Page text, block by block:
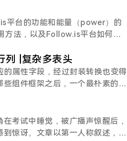
款开源的聊天机器人框架。提供
速搭建自己的聊天机器人应用，
和共享数据应用程序的开源框
本和模
平台的功能和能量（power）的
方法，以及Follow.is平台如何帮
列 |复杂多表头
属性字段，经过封装转换也变得
组件框架之后，一个最朴素的网
表格内容自适应宽度。且整个表
html> <html> <hea
widt
考试中睡觉，被广播声惊醒后，
惊讶。文章以第一人称叙述，强